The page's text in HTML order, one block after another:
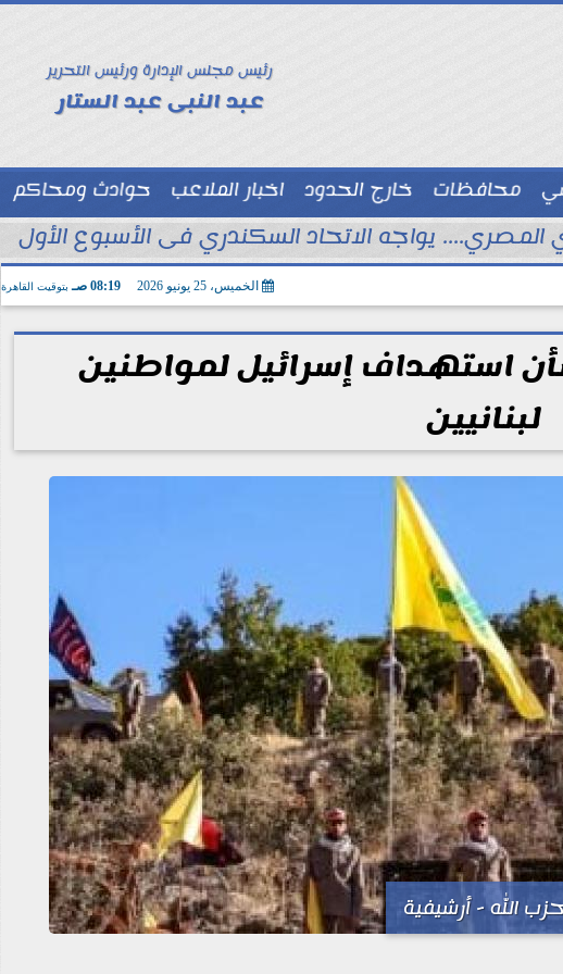
رئيس مجلس الإدارة ورئيس التحرير
عبد النبى عبد الستار
محافظات خارج الحدود اخبار الملاعب حوادث ومحاكم
توك شو
المصري.... يواجه الاتحاد السكندري فى الأسبوع الأول
الخميس، 25 يونيو 2026 08:19 صـ بتوقيت القاهرة
استهداف إسرائيل لمواطنين
لبنانيين
الله - أرشيفية